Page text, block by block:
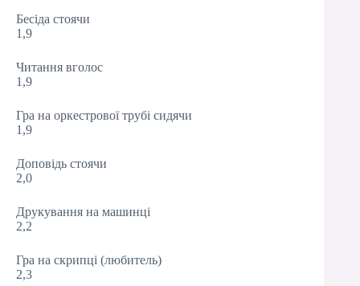
Бесіда стоячи
1,9
Читання вголос
1,9
Гра на оркестрової трубі сидячи
1,9
Доповідь стоячи
2,0
Друкування на машинці
2,2
Гра на скрипці (любитель)
2,3